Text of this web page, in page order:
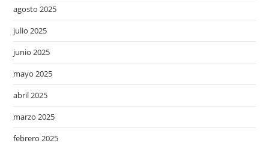
agosto 2025
julio 2025
junio 2025
mayo 2025
abril 2025
marzo 2025
febrero 2025